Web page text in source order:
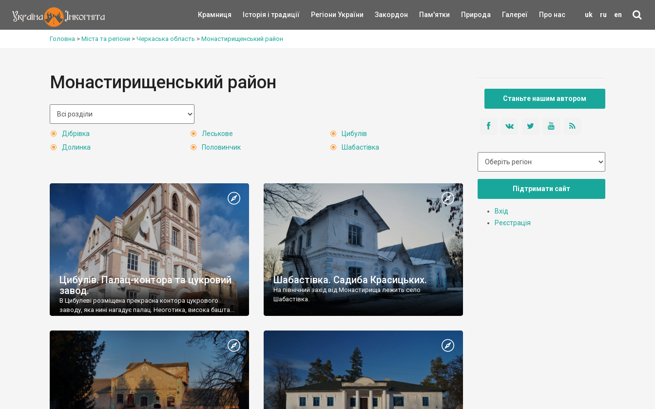
uk ru en
Крамниця Історія і традиції Регіони України Закордон Пам'ятки Природа Галереї Про нас
Головна > Міста та регіони > Черкаська область > Монастирищенський район
Монастирищенський район
Дібрівка
Долинка
Леськове
Половинчик
Цибулів
Шабастівка
Цибулів. Палац-контора та цукровий
завод.
В Цибулеві розміщена прекрасна контора цукрового
заводу, яка нині нагадує палац. Неоготика, висока башта...
Шабастівка. Садиба Красицьких.
На північний захід від Монастирища лежить село
Шабастівка.
Станьте нашим автором
Підтримати сайт
Вхід
Реєстрація